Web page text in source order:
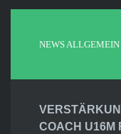
NEWS ALLGEMEIN
COACH U16M